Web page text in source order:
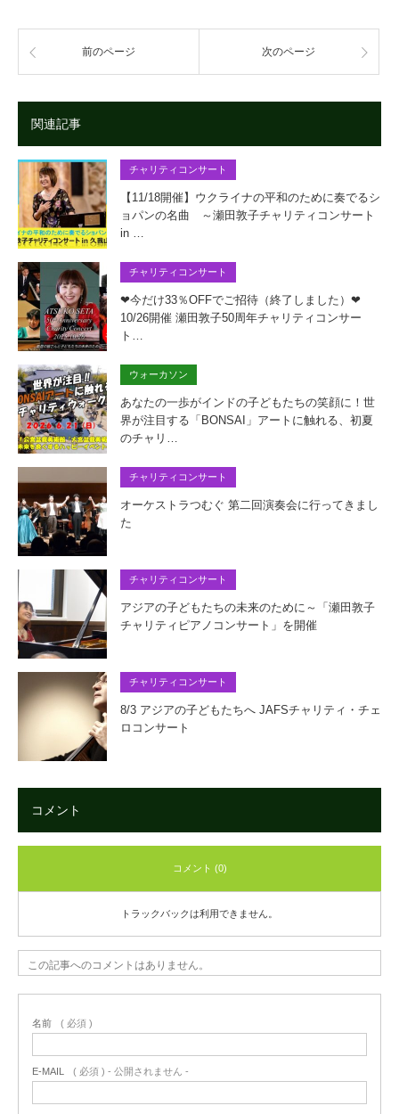
前のページ 次のページ
関連記事
チャリティコンサート
【11/18開催】ウクライナの平和のために奏でるシ
ョパンの名曲 ～瀬田敦子チャリティコンサート
in …
チャリティコンサート
❤今だけ33％OFFでご招待（終了しました）❤
10/26開催 瀬田敦子50周年チャリティコンサー
ト…
ウォーカソン
あなたの一歩がインドの子どもたちの笑顔に！世
界が注目する「BONSAI」アートに触れる、初夏
のチャリ…
チャリティコンサート
オーケストラつむぐ 第二回演奏会に行ってきまし
た
チャリティコンサート
アジアの子どもたちの未来のために～「瀬田敦子
チャリティピアノコンサート」を開催
チャリティコンサート
8/3 アジアの子どもたちへ JAFSチャリティ・チェ
ロコンサート
コメント
コメント (0)
トラックバックは利用できません。
この記事へのコメントはありません。
名前 ( 必須 )
E-MAIL ( 必須 ) - 公開されません -